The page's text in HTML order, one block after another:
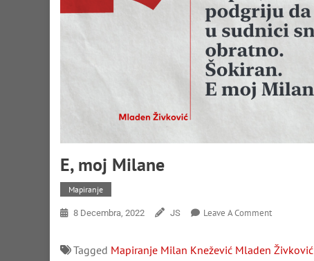
E, moj Milane
Mapiranje
8 Decembra, 2022 JS Leave A CommentOn
Milane
Tagged Mapiranje Milan Knežević Mladen Živković